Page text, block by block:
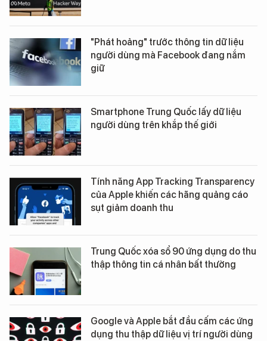
"Phát hoảng" trước thông tin dữ liệu
người dùng mà Facebook đang nắm
giữ
Smartphone Trung Quốc lấy dữ liệu
người dùng trên khắp thế giới
Tính năng App Tracking Transparency
của Apple khiến các hãng quảng cáo
sụt giảm doanh thu
Trung Quốc xóa sổ 90 ứng dụng do thu
thập thông tin cá nhân bất thường
Google và Apple bắt đầu cấm các ứng
dụng thu thập dữ liệu vị trí người dùng